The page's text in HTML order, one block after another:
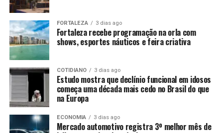
FORTALEZA 3 dias ago
Fortaleza recebe programação na orla com
shows, esportes náuticos e feira criativa
COTIDIANO 3 dias ago
Estudo mostra que declínio funcional em idosos
começa uma década mais cedo no Brasil do que
na Europa
ECONOMIA 3 dias ago
Mercado automotivo registra 3º melhor mês de